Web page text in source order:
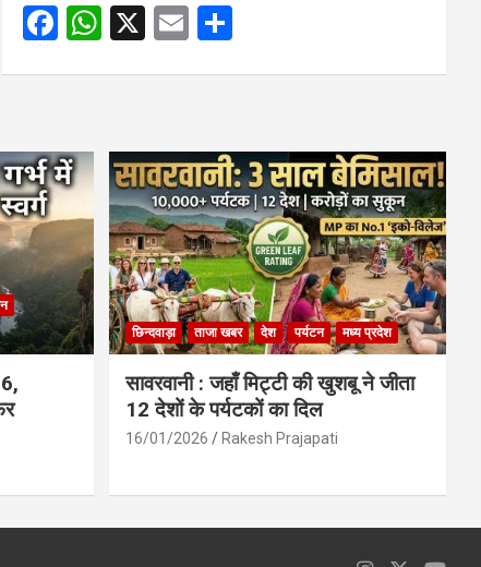
F
o
o
k
W
A
p
p
X
E
छिन्दवाड़ा ताजा खबर देश पर्यटन मध्य प्रदेश
सावरवानी : जहाँ मिट्टी की खुशबू ने जीता
12 देशों के पर्यटकों का दिल
16/01/2026 Rakesh Prajapati